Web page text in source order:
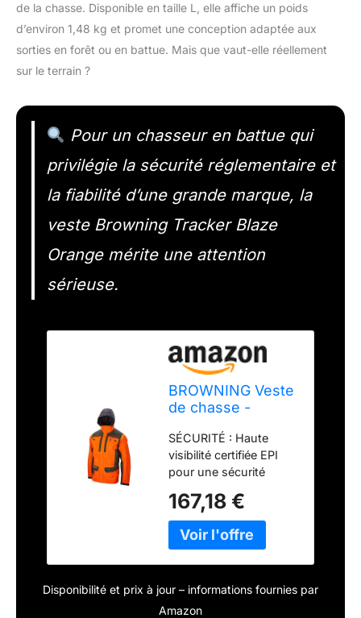
de la chasse. Disponible en taille L, elle affiche un poids
d’environ 1,48 kg et promet une conception adaptée aux
sorties en forêt ou en battue. Mais que vaut-elle réellement
sur le terrain ?
Pour un chasseur en battue qui
privilégie la sécurité réglementaire et
la fiabilité d’une grande marque, la
veste Browning Tracker Blaze
Orange mérite une attention
sérieuse.
BROWNING Veste
de chasse -
Orange - L
SÉCURITÉ : Haute
visibilité certifiée EPI
pour une sécurité
chasse. RÉSISTANT
AUX INTEMPÉRIES :
Équipé de la membrane
respirabilité. PRATIQUE
: Avec 2 poches radio,
167,18 €
Disponibilité et prix à jour – informations fournies par
Amazon